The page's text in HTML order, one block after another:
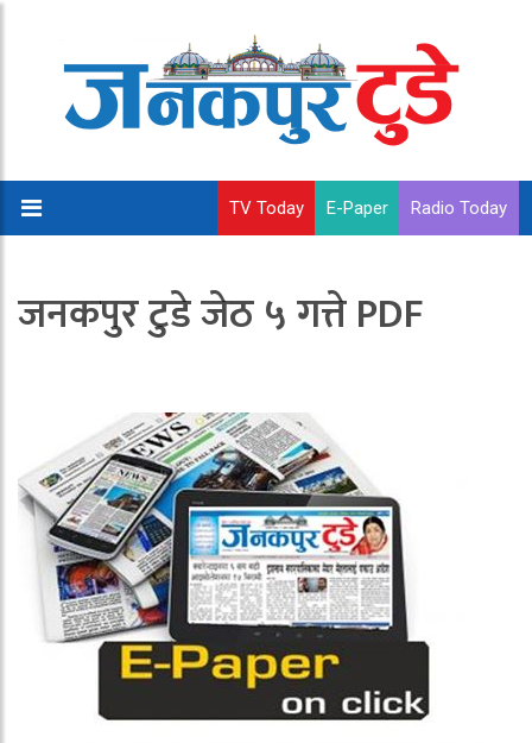
TV Today E-Paper Radio Today
जनकपुर टुडे जेठ ५ गत्ते PDF